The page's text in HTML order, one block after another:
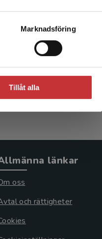
Marknadsföring
Tillåt alla
länkar
oss
och rättigheter